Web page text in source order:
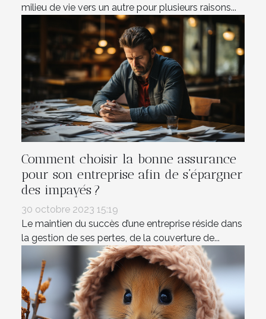
milieu de vie vers un autre pour plusieurs raisons...
Comment choisir la bonne assurance
pour son entreprise afin de s’épargner
des impayés ?
30 octobre 2023 15:19
Le maintien du succès d’une entreprise réside dans
la gestion de ses pertes, de la couverture de...